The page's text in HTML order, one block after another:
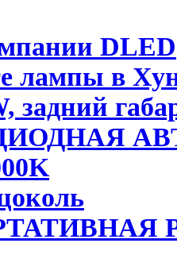
DLED
лампы в
задний